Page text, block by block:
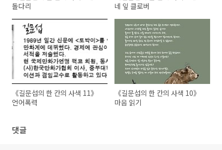
돌다리
네 잎 클로버
《길문섭의 한 칸의 사색 11》
언어폭력
《길문섭의 한 칸의 사색 10》
마음 읽기
댓글